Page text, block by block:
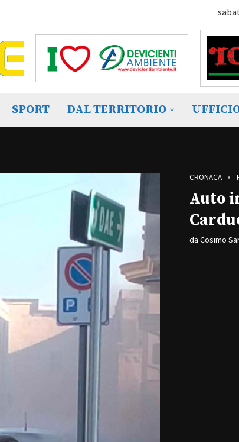
SPORT DAL TERRITORIO
CRONACA
Auto
da Cosimo